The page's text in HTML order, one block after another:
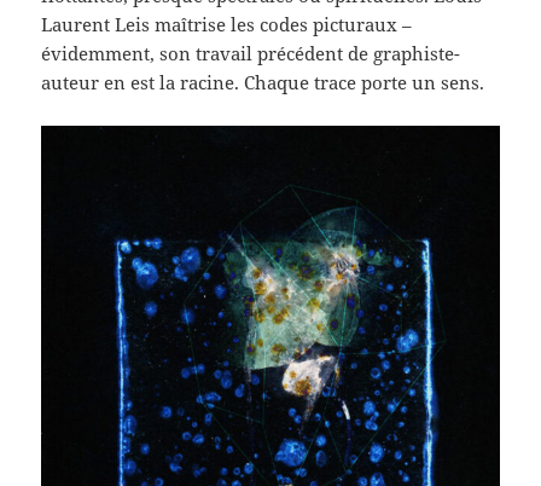
Laurent Leis maîtrise les codes picturaux –
évidemment, son travail précédent de graphiste-
auteur en est la racine. Chaque trace porte un sens.